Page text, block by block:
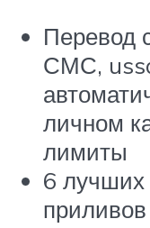
Перевод
СМС,
личном
лимиты
6 лучших